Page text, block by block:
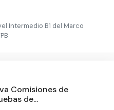
Intermedio B1 del Marco
Comisiones de
de...